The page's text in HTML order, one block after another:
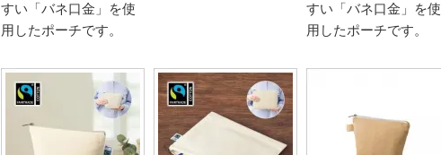
すい「バネ口金」を使
用したポーチです。
すい「バネ口金」を使
用したポーチです。